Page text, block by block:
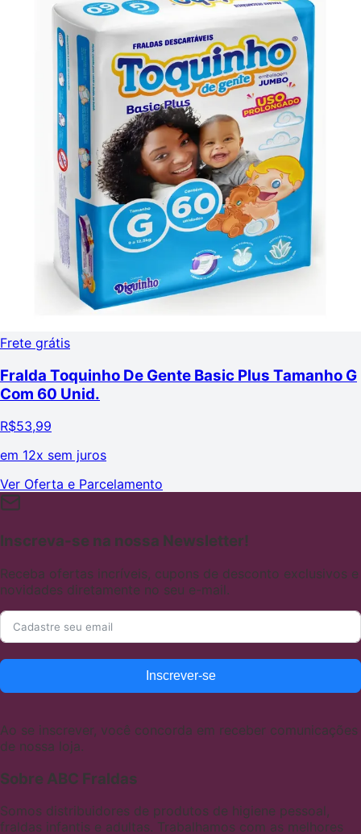
Frete grátis
Fralda Toquinho De Gente Basic Plus Tamanho G
Com 60 Unid.
R$53,99
em 12x sem juros
Ver Oferta e Parcelamento
Inscreva-se na nossa Newsletter!
Receba ofertas incríveis, cupons de desconto exclusivos e
novidades diretamente no seu e-mail.
Inscrever-se
Ao se inscrever, você concorda em receber comunicações
de nossa loja.
Sobre ABC Fraldas
Somos distribuidores de produtos de higiene pessoal,
fraldas infantis e adultas. Trabalhamos com as melhores